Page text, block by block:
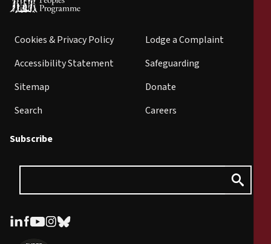
Cookies & Privacy Policy
Accessibility Statement
Sitemap
Search
Lodge a Complaint
Safeguarding
Donate
Careers
Subscribe